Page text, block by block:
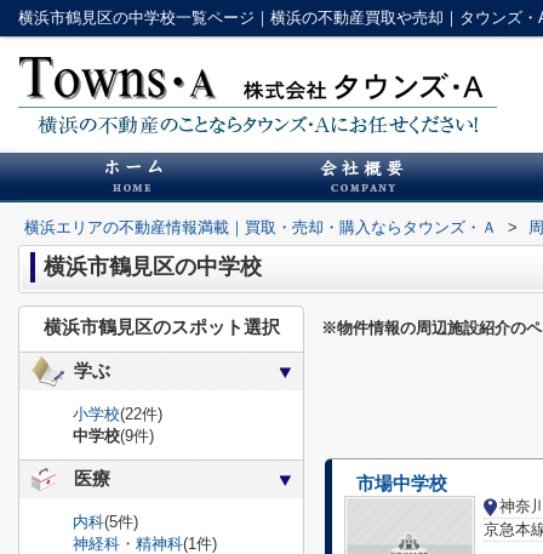
横浜市鶴見区の中学校一覧ページ｜横浜の不動産買取や売却｜タウンズ・
横浜エリアの不動産情報満載｜買取・売却・購入ならタウンズ・Ａ >
横浜市鶴見区の中学校
※物件情報の周辺施設紹介の
市場中学校
神奈
京急本
横浜市鶴見区のスポット選択
学ぶ
小学校(22件)
中学校(9件)
医療
内科(5件)
神経科・精神科(1件)